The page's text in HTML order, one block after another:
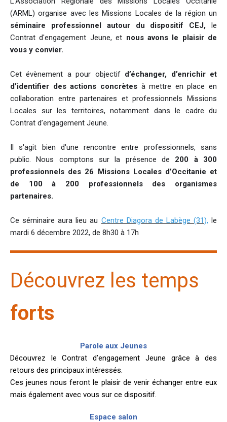
(ARML) organise avec les Missions Locales de la région un
séminaire professionnel autour du dispositif CEJ, le
Contrat d'engagement Jeune, et nous avons le plaisir de
vous y convier.
Cet évènement a pour objectif d’échanger, d’enrichir et
d’identifier des actions concrètesà mettre en place en
collaboration entre partenaires et professionnels Missions
Locales sur les territoires, notamment dans le cadre du
Contrat d’engagement Jeune.
Il s'agit bien d'une rencontre entre professionnels, sans
public. Nous comptons sur la présence de 200 à 300
professionnels des 26 Missions Locales d’Occitanie et
de 100 à 200 professionnels des organismes
partenaires.
Ce séminaire aura lieu au Centre Diagora de Labège (31), le
mardi 6 décembre 2022, de 8h30 à 17h
Découvrez les temps
forts
Parole aux Jeunes
Découvrez le Contrat d’engagement Jeune grâce à des
retours des principaux intéressés.
Ces jeunes nous feront le plaisir de venir échanger entre eux
mais également avec vous sur ce dispositif.
Espace salon